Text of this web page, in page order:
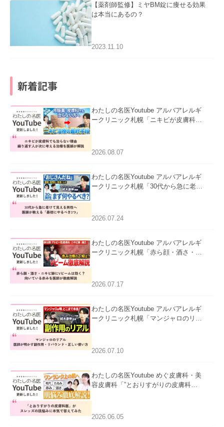
【薬剤師監修】ミヤBM錠に痩せる効果
は本当にあるの？
2023.11.10
新着記事
わたしの名医Youtube アルバアレルギ
ークリニック札幌「ニキビが皮膚科で
ました。
2026.08.07
わたしの名医Youtube アルバアレルギ
ークリニック札幌「30代から急に老け
た。
2026.07.24
わたしの名医Youtube アルバアレルギ
ークリニック札幌「赤ら顔・酒さ・ニ
ました。
2026.07.17
わたしの名医Youtube アルバアレルギ
ークリニック札幌「マンジャロのリア
た。
2026.07.10
わたしの名医Youtube めぐ皮膚科・美
容皮膚科「”とおりすがりの皮膚科
2026.06.05